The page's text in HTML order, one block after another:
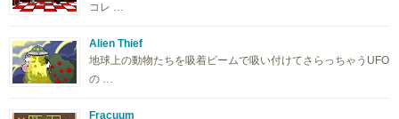
コレ …
Alien Thief
地球上の動物たちを吸着ビームで吸い付けてさらっちゃうUFO
の …
Fracuum